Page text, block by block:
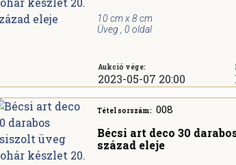
10 cm x 8 cm
Üveg , 0 oldal
Aukció vége:
2023-05-07 20:00
Tétel sorszám: 008
Bécsi art deco 30
század eleje